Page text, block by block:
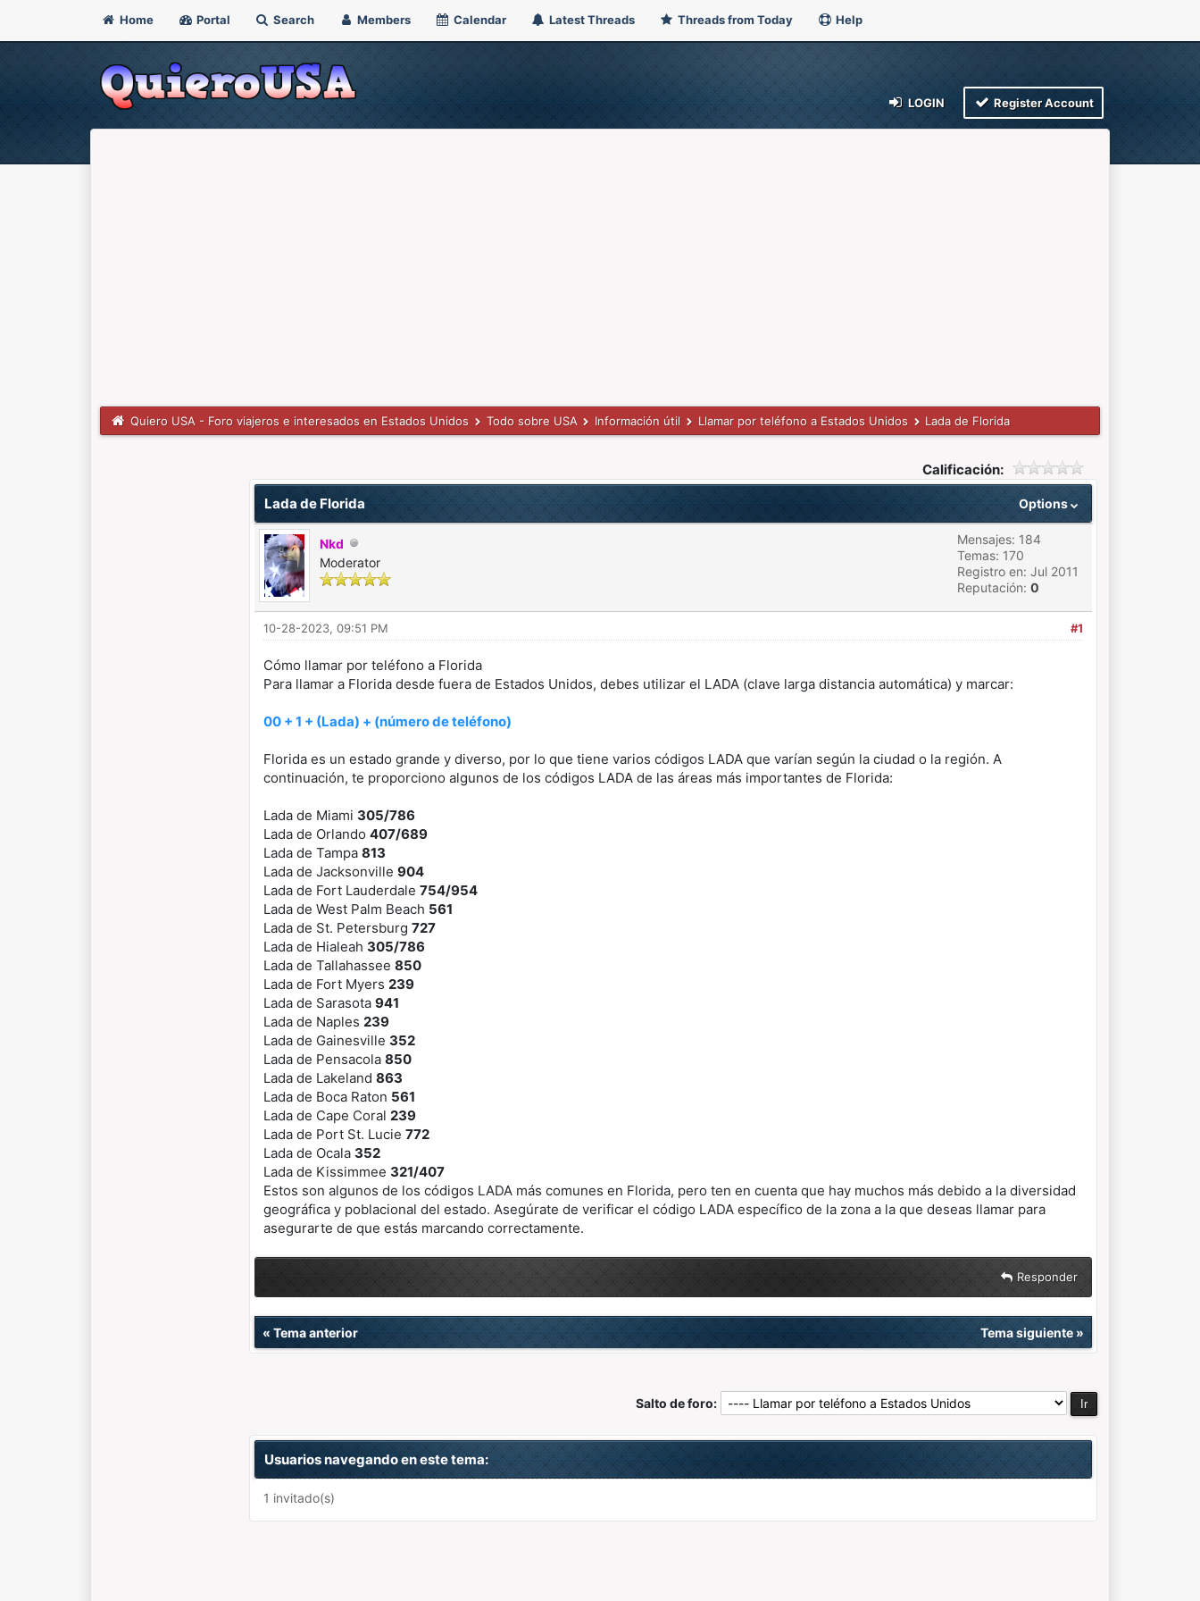
Home Portal Search Members Calendar Latest Threads Threads from Today Help
LOGIN Register Account
Quiero USA - Foro viajeros e interesados en Estados Unidos Todo sobre USA Información útil Llamar por teléfono a Estados Unidos Lada de Florida
Calificación:
Options
Lada de Florida
Nkd
Moderator
Mensajes: 184
Temas: 170
Registro en: Jul 2011
Reputación: 0
#1
10-28-2023, 09:51 PM
Cómo llamar por teléfono a Florida
Para llamar a Florida desde fuera de Estados Unidos, debes utilizar el LADA (clave larga distancia automática) y marcar:
00 + 1 + (Lada) + (número de teléfono)
Florida es un estado grande y diverso, por lo que tiene varios códigos LADA que varían según la ciudad o la región. A
continuación, te proporciono algunos de los códigos LADA de las áreas más importantes de Florida:
Lada de Miami 305/786
Lada de Orlando 407/689
Lada de Tampa 813
Lada de Jacksonville 904
Lada de Fort Lauderdale 754/954
Lada de West Palm Beach 561
Lada de St. Petersburg 727
Lada de Hialeah 305/786
Lada de Tallahassee 850
Lada de Fort Myers 239
Lada de Sarasota 941
Lada de Naples 239
Lada de Gainesville 352
Lada de Pensacola 850
Lada de Lakeland 863
Lada de Boca Raton 561
Lada de Cape Coral 239
Lada de Port St. Lucie 772
Lada de Ocala 352
Lada de Kissimmee 321/407
Estos son algunos de los códigos LADA más comunes en Florida, pero ten en cuenta que hay muchos más debido a la diversidad
geográfica y poblacional del estado. Asegúrate de verificar el código LADA específico de la zona a la que deseas llamar para
asegurarte de que estás marcando correctamente.
Responder
« Tema anterior Tema siguiente»
Salto de foro:
Usuarios navegando en este tema:
1 invitado(s)